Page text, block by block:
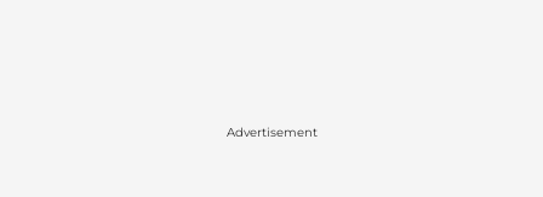
Advertisement